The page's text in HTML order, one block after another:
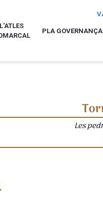
L'ATLES
PLA GOVERNANÇA
Les